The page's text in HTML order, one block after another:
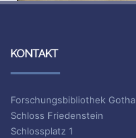
KONTAKT
Forschungsbibliothek Gotha
Schloss Friedenstein
Schlossplatz 1